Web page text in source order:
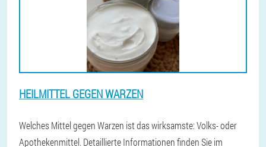
HEILMITTEL GEGEN WARZEN
Welches Mittel gegen Warzen ist das wirksamste: Volks- oder
Apothekenmittel. Detaillierte Informationen finden Sie im